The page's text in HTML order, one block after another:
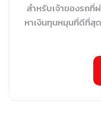
สำหรับเจ้าของรถที่
หาเงินทุนหมุนที่ดีที่สุ